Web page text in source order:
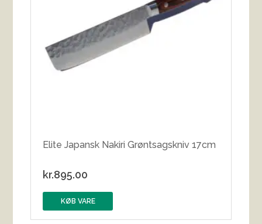
Elite Japansk Nakiri Grøntsagskniv 17cm
kr.895.00
KØB VARE